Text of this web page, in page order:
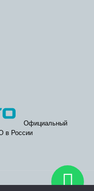
Официальный
в России